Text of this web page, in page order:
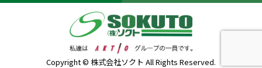
Copyright © 株式会社ソクト All Rights Reserved.